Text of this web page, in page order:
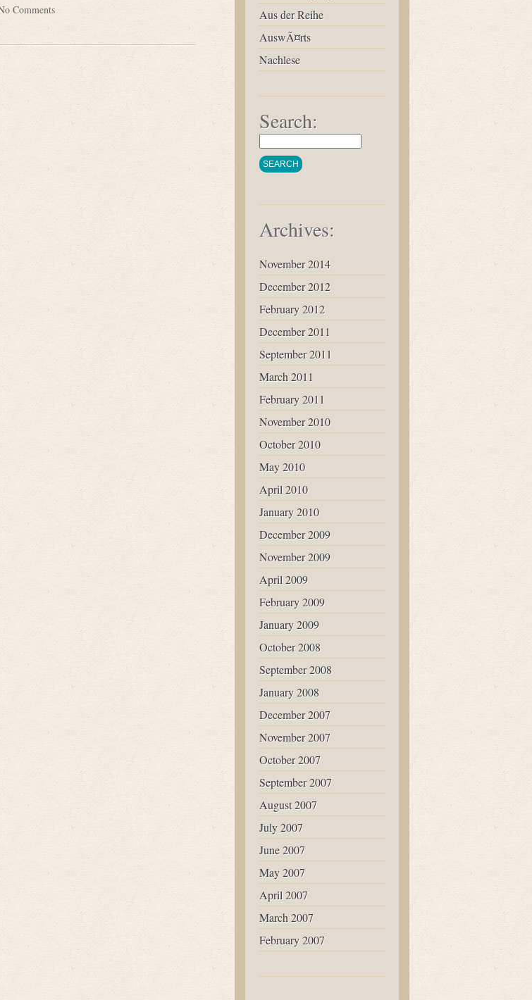
Comments
Aus der Reihe
AuswÃ¤rts
Nachlese
Search:
Archives:
November 2014
December 2012
February 2012
December 2011
September 2011
March 2011
February 2011
November 2010
October 2010
May 2010
April 2010
January 2010
December 2009
November 2009
April 2009
February 2009
January 2009
October 2008
September 2008
January 2008
December 2007
November 2007
October 2007
September 2007
August 2007
July 2007
June 2007
May 2007
April 2007
March 2007
February 2007